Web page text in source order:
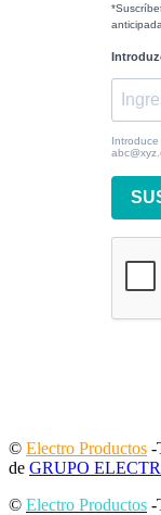
© Electro Productos -
de GRUPO
© Electro Productos -